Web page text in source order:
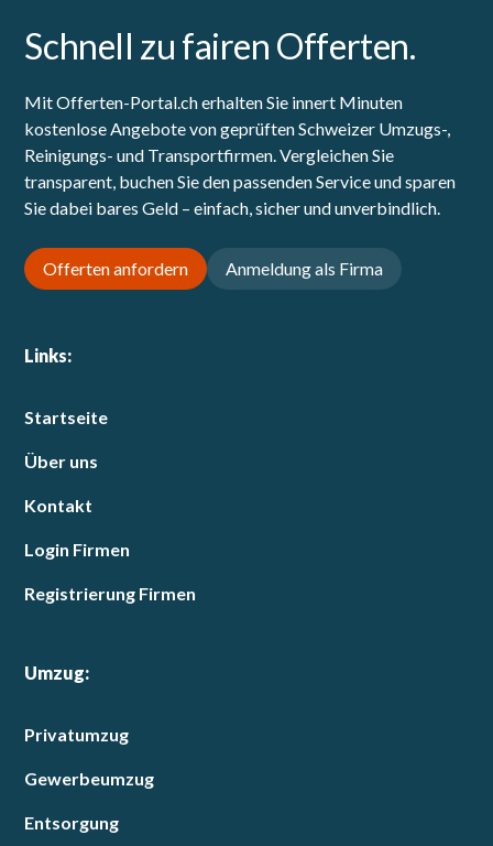
Schnell zu fairen Offerten.
Mit Offerten-Portal.ch erhalten Sie innert Minuten
kostenlose Angebote von geprüften Schweizer Umzugs-,
Reinigungs- und Transportfirmen. Vergleichen Sie
transparent, buchen Sie den passenden Service und sparen
Sie dabei bares Geld – einfach, sicher und unverbindlich.
Offerten anfordern Anmeldung als Firma
Links:
Startseite
Über uns
Kontakt
Login Firmen
Registrierung Firmen
Umzug:
Privatumzug
Gewerbeumzug
Entsorgung